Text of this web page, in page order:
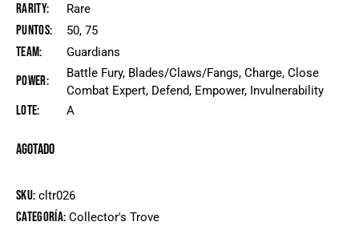
Rarity Rare
Puntos 50, 75
Team Guardians
Power
Battle Fury, Blades/Claws/Fangs, Charge, Close
Combat Expert, Defend, Empower, Invulnerability
Lote A
Agotado
SKU: cltr026
Categoría: Collector's Trove